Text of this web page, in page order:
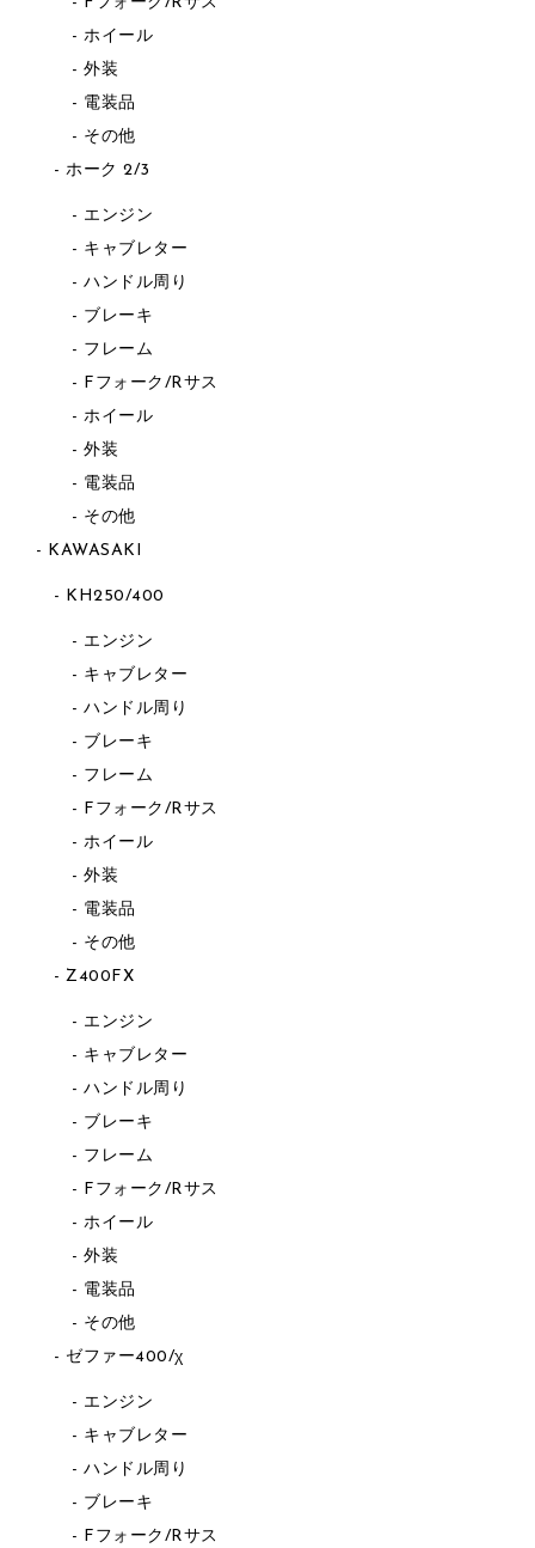
ホイール
外装
電装品
その他
ホーク 2/3
エンジン
キャブレター
ハンドル周り
ブレーキ
フレーム
Fフォーク/Rサス
ホイール
外装
電装品
その他
KAWASAKI
KH250/400
エンジン
キャブレター
ハンドル周り
ブレーキ
フレーム
Fフォーク/Rサス
ホイール
外装
電装品
その他
Z400FX
エンジン
キャブレター
ハンドル周り
ブレーキ
フレーム
Fフォーク/Rサス
ホイール
外装
電装品
その他
ゼファー400/χ
エンジン
キャブレター
ハンドル周り
ブレーキ
Fフォーク/Rサス